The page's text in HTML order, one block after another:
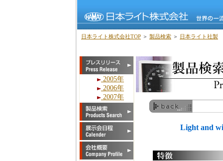
日本ライト株式会社TOP ＞ 製品検索 ＞ 日本ライト社製
2005年
2006年
2007年
Light and